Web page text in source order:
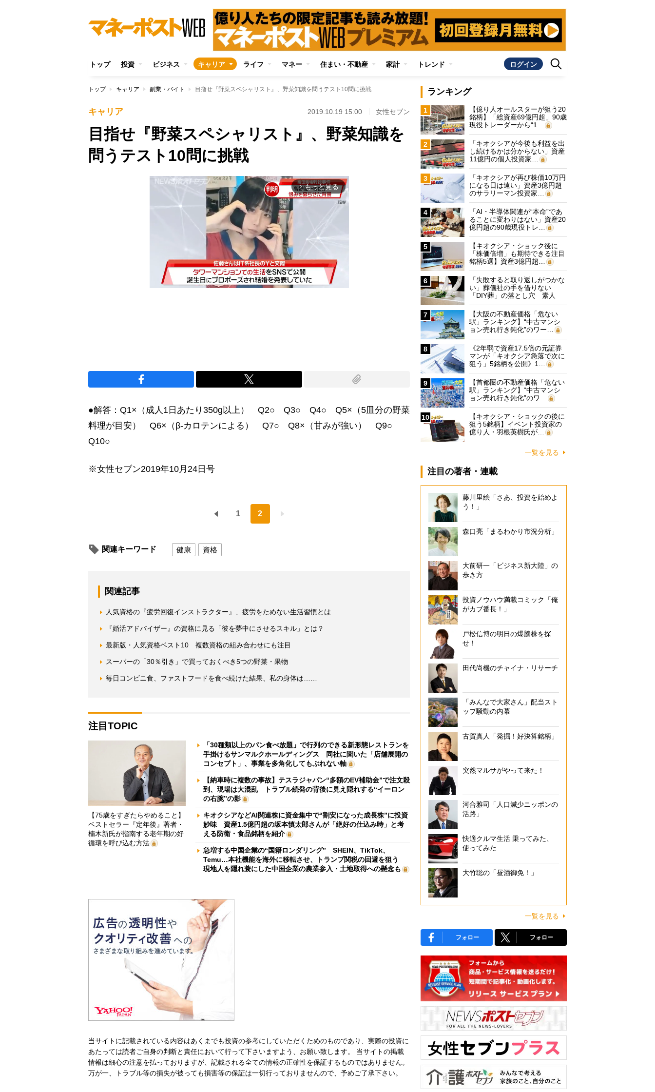
トップ 投資 ビジネス キャリア ライフ マネー 住まい・不動産 家計 トレンド ログイン
トップ キャリア 副業・バイト 目指せ『野菜スペシャリスト』、野菜知識を問うテスト10問に挑戦
キャリア 2019.10.19 15:00 女性セブン
目指せ『野菜スペシャリスト』、野菜知識を
問うテスト10問に挑戦
arrow_forward_ios もっと見る
●解答：Q1×（成人1日あたり350g以上） Q2○ Q3○ Q4○ Q5×（5皿分の野菜
料理が目安） Q6×（β-カロテンによる） Q7○ Q8×（甘みが強い） Q9○
Q10○
※女性セブン2019年10月24日号
1 2
関連キーワード 健康 資格
関連記事
人気資格の『疲労回復インストラクター』、疲労をためない生活習慣とは
『婚活アドバイザー』の資格に見る「彼を夢中にさせるスキル」とは？
最新版・人気資格ベスト10 複数資格の組み合わせにも注目
スーパーの「30％引き」で買っておくべき5つの野菜・果物
毎日コンビニ食、ファストフードを食べ続けた結果、私の身体は……
注目TOPIC
【75歳をすぎたらやめること】
ベストセラー『定年後』著者・
楠木新氏が指南する老年期の好
循環を呼び込む方法
「30種類以上のパン食べ放題」で行列のできる新形態レストランを
手掛けるサンマルクホールディングス 同社に聞いた「店舗展開の
コンセプト」、事業を多角化してもぶれない軸
【納車時に複数の事故】テスラジャパン“多額のEV補助金”で注文殺
到、現場は大混乱 トラブル続発の背後に見え隠れする“イーロン
の右腕”の影
キオクシアなどAI関連株に資金集中で“割安になった成長株”に投資
妙味 資産1.5億円超の坂本慎太郎さんが「絶好の仕込み時」と考
える防衛・食品銘柄を紹介
急増する中国企業の“国籍ロンダリング” SHEIN、TikTok、
Temu…本社機能を海外に移転させ、トランプ関税の回避を狙う
現地人を隠れ蓑にした中国企業の農業参入・土地取得への懸念も
当サイトに記載されている内容はあくまでも投資の参考にしていただくためのものであり、実際の投資に
あたっては読者ご自身の判断と責任において行って下さいますよう、お願い致します。 当サイトの掲載
情報は細心の注意を払っておりますが、記載される全ての情報の正確性を保証するものではありません。
万が一、トラブル等の損失が被っても損害等の保証は一切行っておりませんので、予めご了承下さい。
ランキング
1
【億り人オールスターが狙う20
銘柄】「総資産69億円超」90歳
現役トレーダーから“1…
2
「キオクシアが今後も利益を出
し続けるかは分からない」資産
11億円の個人投資家…
3
「キオクシアが再び株価10万円
になる日は遠い」資産3億円超
のサラリーマン投資家…
4
「AI・半導体関連が“本命”であ
ることに変わりはない」資産20
億円超の90歳現役トレ…
5
【キオクシア・ショック後に
「株価倍増」も期待できる注目
銘柄5選】資産3億円超…
6
「失敗すると取り返しがつかな
い」葬儀社の手を借りない
「DIY葬」の落とし穴 素人
に…
7
【大阪の不動産価格「危ない
駅」ランキング】“中古マンシ
ョン売れ行き鈍化”のワー…
8
《2年弱で資産17.5倍の元証券
マンが「キオクシア急落で次に
狙う」5銘柄を公開》1…
9
【首都圏の不動産価格「危ない
駅」ランキング】“中古マンシ
ョン売れ行き鈍化”のワ…
10
【キオクシア・ショックの後に
狙う5銘柄】イベント投資家の
億り人・羽根英樹氏が…
一覧を見る
注目の著者・連載
藤川里絵「さあ、投資を始めよ
う！」
森口亮「まるわかり市況分析」
大前研一「ビジネス新大陸」の
歩き方
投資ノウハウ満載コミック「俺
がカブ番長！」
戸松信博の明日の爆騰株を探
せ！
田代尚機のチャイナ・リサーチ
「みんなで大家さん」配当スト
ップ騒動の内幕
古賀真人「発掘！好決算銘柄」
突然マルサがやって来た！
河合雅司「人口減少ニッポンの
活路」
快適クルマ生活 乗ってみた、
使ってみた
大竹聡の「昼酒御免！」
一覧を見る
フォロー フォロー